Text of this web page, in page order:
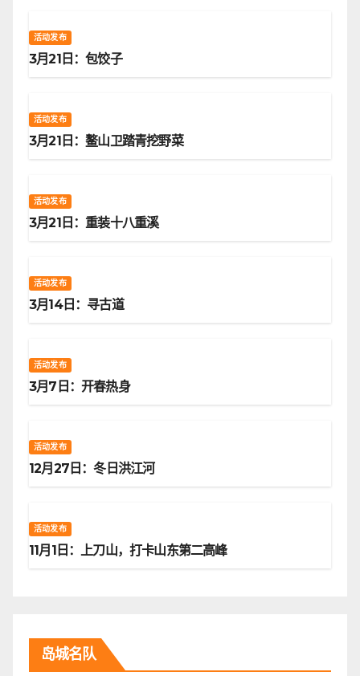
活动发布
3月21日：包饺子
活动发布
3月21日：鳌山卫踏青挖野菜
活动发布
3月21日：重装十八重溪
活动发布
3月14日：寻古道
活动发布
3月7日：开春热身
活动发布
12月27日：冬日洪江河
活动发布
11月1日：上刀山，打卡山东第二高峰
岛城名队